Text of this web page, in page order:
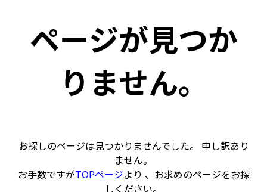
ページが見つか
りません。
お探しのページは見つかりませんでした。 申し訳あり
ません。
お手数ですがTOPページより 、お求めのページをお探
しください。